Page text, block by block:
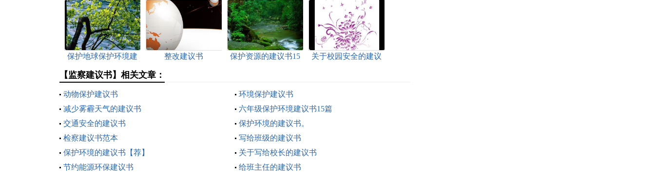
保护地球保护环境建
整改建议书
保护资源的建议书15
关于校园安全的建议
【监察建议书】相关文章：
动物保护建议书
环境保护建议书
减少雾霾天气的建议书
六年级保护环境建议书15篇
交通安全的建议书
保护环境的建议书。
检察建议书范本
写给班级的建议书
保护环境的建议书【荐】
关于写给校长的建议书
节约能源环保建议书
给班主任的建议书